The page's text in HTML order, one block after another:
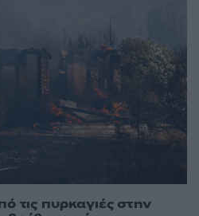
τις πυρκαγιές στην